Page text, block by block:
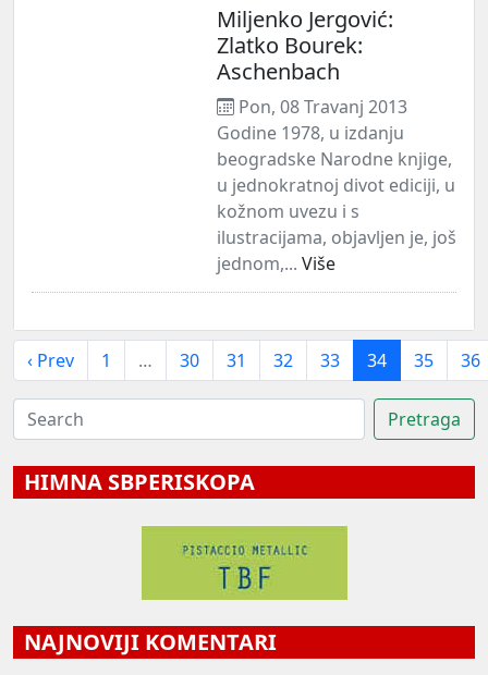
Miljenko Jergović:
Zlatko Bourek:
Aschenbach
Pon, 08 Travanj 2013
Godine 1978, u izdanju
beogradske Narodne knjige,
u jednokratnoj divot ediciji, u
kožnom uvezu i s
ilustracijama, objavljen je, još
jednom,... Više
‹ Prev 1 … 30 31 32 33 34 35 36
HIMNA SBPERISKOPA
NAJNOVIJI KOMENTARI